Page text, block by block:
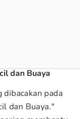
dan Buaya
pada
dan Buaya."